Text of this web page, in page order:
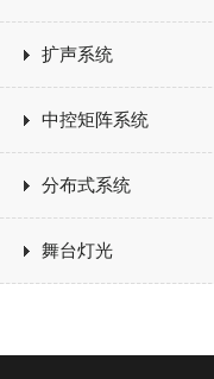
扩声系统
中控矩阵系统
分布式系统
舞台灯光